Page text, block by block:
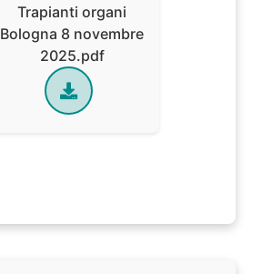
Trapianti organi
Bologna 8 novembre
2025.pdf